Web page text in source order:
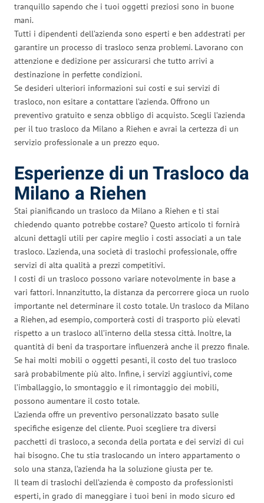
tranquillo sapendo che i tuoi oggetti preziosi sono in buone
mani.
Tutti i dipendenti dell’azienda sono esperti e ben addestrati per
garantire un processo di trasloco senza problemi. Lavorano con
attenzione e dedizione per assicurarsi che tutto arrivi a
destinazione in perfette condizioni.
Se desideri ulteriori informazioni sui costi e sui servizi di
trasloco, non esitare a contattare l’azienda. Offrono un
preventivo gratuito e senza obbligo di acquisto. Scegli l’azienda
per il tuo trasloco da Milano a Riehen e avrai la certezza di un
servizio professionale a un prezzo equo.
Esperienze di un Trasloco da
Milano a Riehen
Stai pianificando un trasloco da Milano a Riehen e ti stai
chiedendo quanto potrebbe costare? Questo articolo ti fornirà
alcuni dettagli utili per capire meglio i costi associati a un tale
trasloco. L’azienda, una società di traslochi professionale, offre
servizi di alta qualità a prezzi competitivi.
I costi di un trasloco possono variare notevolmente in base a
vari fattori. Innanzitutto, la distanza da percorrere gioca un ruolo
importante nel determinare il costo totale. Un trasloco da Milano
a Riehen, ad esempio, comporterà costi di trasporto più elevati
rispetto a un trasloco all’interno della stessa città. Inoltre, la
quantità di beni da trasportare influenzerà anche il prezzo finale.
Se hai molti mobili o oggetti pesanti, il costo del tuo trasloco
sarà probabilmente più alto. Infine, i servizi aggiuntivi, come
l’imballaggio, lo smontaggio e il rimontaggio dei mobili,
possono aumentare il costo totale.
L’azienda offre un preventivo personalizzato basato sulle
specifiche esigenze del cliente. Puoi scegliere tra diversi
pacchetti di trasloco, a seconda della portata e dei servizi di cui
hai bisogno. Che tu stia traslocando un intero appartamento o
solo una stanza, l’azienda ha la soluzione giusta per te.
Il team di traslochi dell’azienda è composto da professionisti
esperti, in grado di maneggiare i tuoi beni in modo sicuro ed